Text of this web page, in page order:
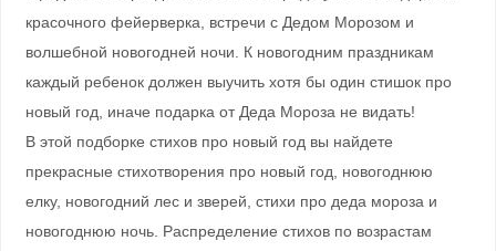
красочного фейерверка, встречи с Дедом Морозом и
волшебной новогодней ночи. К новогодним праздникам
каждый ребенок должен выучить хотя бы один стишок про
новый год, иначе подарка от Деда Мороза не видать!
В этой подборке стихов про новый год вы найдете
прекрасные стихотворения про новый год, новогоднюю
елку, новогодний лес и зверей, стихи про деда мороза и
новогоднюю ночь. Распределение стихов по возрастам